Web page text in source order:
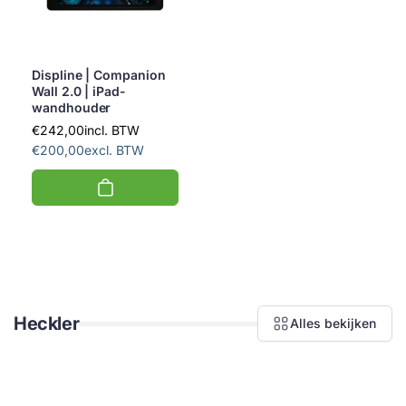
Displine | Companion
Wall 2.0 | iPad-
wandhouder
€242,00incl. BTW
€200,00excl. BTW
Heckler Alles bekijken